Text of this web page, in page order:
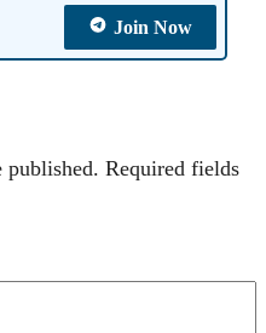
Join Now
published. Required fields